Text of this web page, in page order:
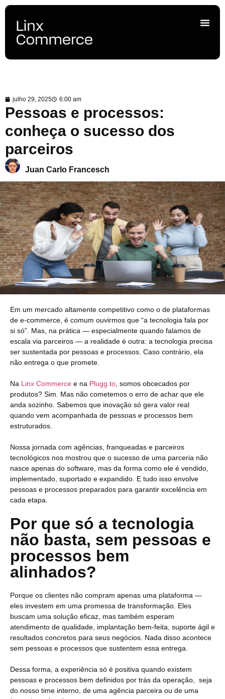
julho 29, 2025 6:00 am
Pessoas e processos:
conheça o sucesso dos
parceiros
Juan Carlo Francesch
Em um mercado altamente competitivo como o de plataformas
de e-commerce, é comum ouvirmos que “a tecnologia fala por
si só”. Mas, na prática — especialmente quando falamos de
escala via parceiros — a realidade é outra: a tecnologia precisa
ser sustentada por pessoas e processos. Caso contrário, ela
não entrega o que promete.
Na Linx Commerce e na Plugg.to, somos obcecados por
produtos? Sim. Mas não cometemos o erro de achar que ele
anda sozinho. Sabemos que inovação só gera valor real
quando vem acompanhada de pessoas e processos bem
estruturados.
Nossa jornada com agências, franqueadas e parceiros
tecnológicos nos mostrou que o sucesso de uma parceria não
nasce apenas do software, mas da forma como ele é vendido,
implementado, suportado e expandido. E tudo isso envolve
pessoas e processos preparados para garantir excelência em
cada etapa.
Por que só a tecnologia
não basta, sem pessoas e
processos bem
alinhados?
Porque os clientes não compram apenas uma plataforma —
eles investem em uma promessa de transformação. Eles
buscam uma solução eficaz, mas também esperam
atendimento de qualidade, implantação bem-feita, suporte ágil e
resultados concretos para seus negócios. Nada disso acontece
sem pessoas e processos que sustentem essa entrega.
Dessa forma, a experiência só é positiva quando existem
pessoas e processos bem definidos por trás da operação, seja
do nosso time interno, de uma agência parceira ou de uma